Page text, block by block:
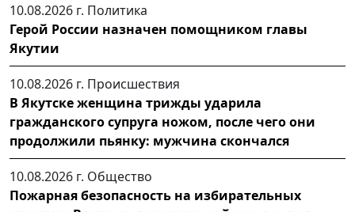
10.08.2026 г. Политика
Герой России назначен помощником главы
Якутии
10.08.2026 г. Происшествия
В Якутске женщина трижды ударила
гражданского супруга ножом, после чего они
продолжили пьянку: мужчина скончался
10.08.2026 г. Общество
Пожарная безопасность на избирательных